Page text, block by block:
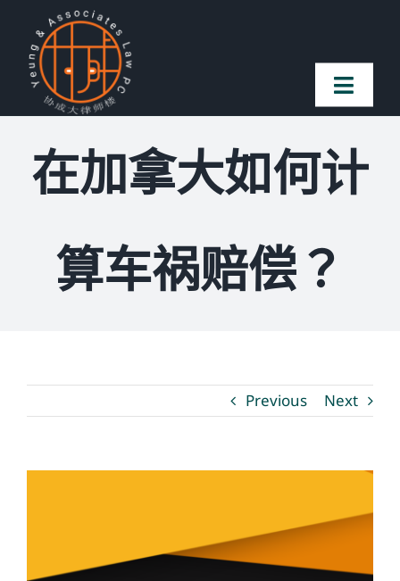
content
Toggle
首页
案件简介
常见问题
温馨提示
在加拿大如何计
算车祸赔偿？
Previous Next